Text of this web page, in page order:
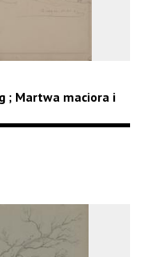
; Martwa maciora i